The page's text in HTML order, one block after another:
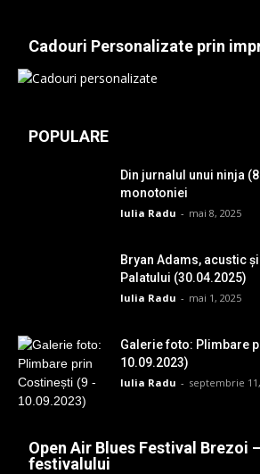
Cadouri Personalizate prin
POPULARE
Din jurnalul unui ninja
monotoniei
Iulia Radu - mai 8, 2025
Bryan Adams, acustic
Palatului (30.04.2025)
Iulia Radu - mai 1, 2025
Galerie foto: Plimbare
10.09.2023)
Iulia Radu - septembrie
Open Air Blues Festival Brezoi
festivalului